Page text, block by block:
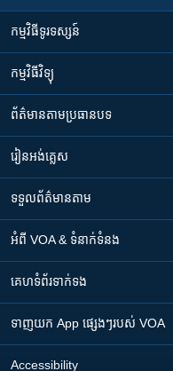
កម្មវិធី​ទូរទស្សន៍
កម្មវិធី​វិទ្យុ
ព័ត៌មាន​តាមប្រធានបទ​
រៀន​​អង់គ្លេស
ទទួល​ព័ត៌មាន​តាម
អំពី​ VOA & ទំនាក់ទំនង
គេហទំព័រ​​ទាក់ទង
ទាញយក​ App ផ្សេងៗ​របស់​ VOA
Accessibility